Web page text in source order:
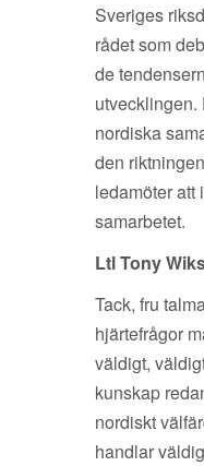
Sveriges
rådet som
de
utvecklingen.
nordiska
den
ledamöter att
samarbetet.
Ltl Tony
Tack, fru
hjärtefrågor
väldigt,
kunskap
nordiskt
handlar